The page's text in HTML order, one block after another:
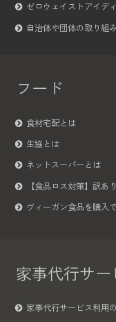
ゼロウェイストアイデ
自治体や団体の取り組み
フード
食材宅配とは
生協とは
ネットスーパーとは
【食品ロス対策】訳あ
ヴィーガン食品を購入
家事代行サー
家事代行サービス利用